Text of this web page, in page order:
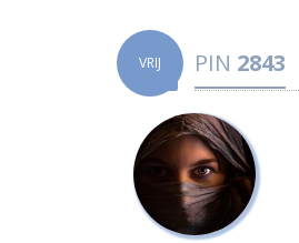
VRIJ PIN 2843